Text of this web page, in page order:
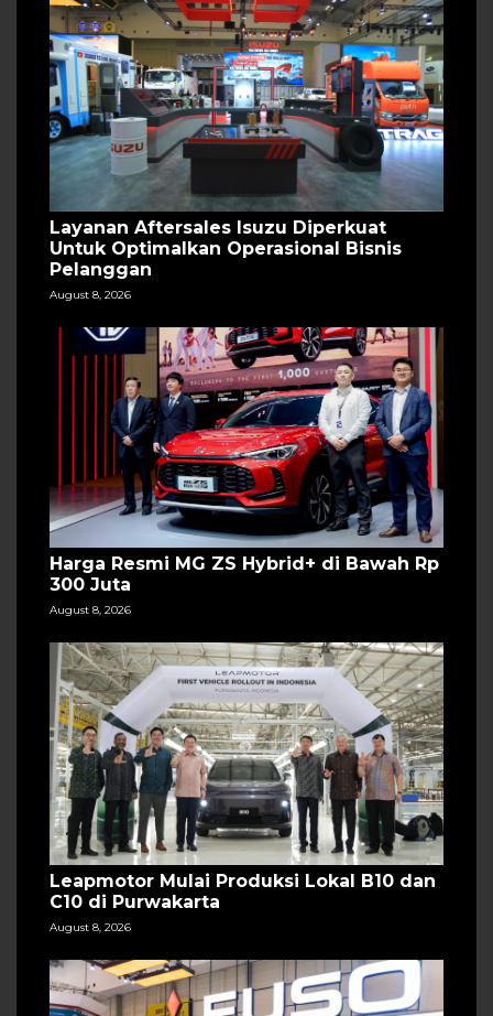
Layanan Aftersales Isuzu Diperkuat
Untuk Optimalkan Operasional Bisnis
Pelanggan
August 8, 2026
Harga Resmi MG ZS Hybrid+ di Bawah Rp
300 Juta
August 8, 2026
Leapmotor Mulai Produksi Lokal B10 dan
C10 di Purwakarta
August 8, 2026